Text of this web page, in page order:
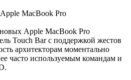
MacBook Pro
Apple MacBook Pro
Touch Bar с поддержкой жестов
архитекторам моментально
часто используемым командам и